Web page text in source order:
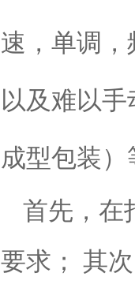
速，单调
以及难以
成型包装
首先，在
要求； 其